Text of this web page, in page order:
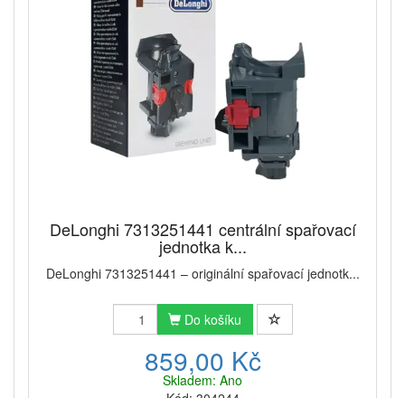
DeLonghi 7313251441 centrální spařovací
jednotka k...
DeLonghi 7313251441 – originální spařovací jednotk...
Do košíku
859,00 Kč
Skladem: Ano